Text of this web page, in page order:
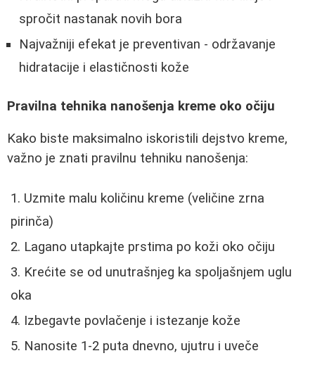
spročit nastanak novih bora
Najvažniji efekat je preventivan - održavanje
hidratacije i elastičnosti kože
Pravilna tehnika nanošenja kreme oko očiju
Kako biste maksimalno iskoristili dejstvo kreme,
važno je znati pravilnu tehniku nanošenja:
Uzmite malu količinu kreme (veličine zrna
pirinča)
Lagano utapkajte prstima po koži oko očiju
Krećite se od unutrašnjeg ka spoljašnjem uglu
oka
Izbegavte povlačenje i istezanje kože
Nanosite 1-2 puta dnevno, ujutru i uveče